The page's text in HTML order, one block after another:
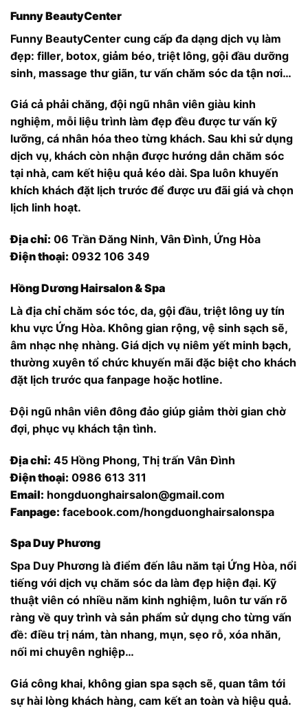
Funny BeautyCenter
Funny BeautyCenter cung cấp đa dạng dịch vụ làm
đẹp: filler, botox, giảm béo, triệt lông, gội đầu dưỡng
sinh, massage thư giãn, tư vấn chăm sóc da tận nơi…
Giá cả phải chăng, đội ngũ nhân viên giàu kinh
nghiệm, mỗi liệu trình làm đẹp đều được tư vấn kỹ
lưỡng, cá nhân hóa theo từng khách. Sau khi sử dụng
dịch vụ, khách còn nhận được hướng dẫn chăm sóc
tại nhà, cam kết hiệu quả kéo dài. Spa luôn khuyến
khích khách đặt lịch trước để được ưu đãi giá và chọn
lịch linh hoạt.
Địa chỉ: 06 Trần Đăng Ninh, Vân Đình, Ứng Hòa
Điện thoại: 0932 106 349
Hồng Dương Hairsalon & Spa
Là địa chỉ chăm sóc tóc, da, gội đầu, triệt lông uy tín
khu vực Ứng Hòa. Không gian rộng, vệ sinh sạch sẽ,
âm nhạc nhẹ nhàng. Giá dịch vụ niêm yết minh bạch,
thường xuyên tổ chức khuyến mãi đặc biệt cho khách
đặt lịch trước qua fanpage hoặc hotline.
Đội ngũ nhân viên đông đảo giúp giảm thời gian chờ
đợi, phục vụ khách tận tình.
Địa chỉ: 45 Hồng Phong, Thị trấn Vân Đình
Điện thoại: 0986 613 311
Email: hongduonghairsalon@gmail.com
Fanpage: facebook.com/hongduonghairsalonspa
Spa Duy Phương
Spa Duy Phương là điểm đến lâu năm tại Ứng Hòa, nổi
tiếng với dịch vụ chăm sóc da làm đẹp hiện đại. Kỹ
thuật viên có nhiều năm kinh nghiệm, luôn tư vấn rõ
ràng về quy trình và sản phẩm sử dụng cho từng vấn
đề: điều trị nám, tàn nhang, mụn, sẹo rỗ, xóa nhăn,
nối mi chuyên nghiệp…
Giá công khai, không gian spa sạch sẽ, quan tâm tới
sự hài lòng khách hàng, cam kết an toàn và hiệu quả.